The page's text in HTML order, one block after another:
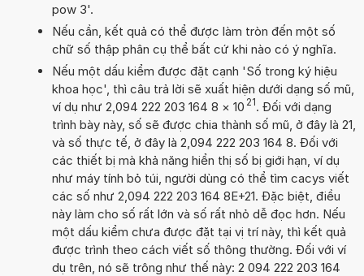
pow 3'.
Nếu cần, kết quả có thể được làm tròn đến một số
chữ số thập phân cụ thể bất cứ khi nào có ý nghĩa.
Nếu một dấu kiểm được đặt cạnh 'Số trong ký hiệu
khoa học', thì câu trả lời sẽ xuất hiện dưới dạng số mũ,
ví dụ như 2,094 222 203 164 8 × 10 21. Đối với dạng
trình bày này, số sẽ được chia thành số mũ, ở đây là 21,
và số thực tế, ở đây là 2,094 222 203 164 8. Đối với
các thiết bị mà khả năng hiển thị số bị giới hạn, ví dụ
như máy tính bỏ túi, người dùng có thể tìm cacys viết
các số như 2,094 222 203 164 8E+21. Đặc biệt, điều
này làm cho số rất lớn và số rất nhỏ dễ đọc hơn. Nếu
một dấu kiểm chưa được đặt tại vị trí này, thì kết quả
được trình theo cách viết số thông thường. Đối với ví
dụ trên, nó sẽ trông như thế này: 2 094 222 203 164